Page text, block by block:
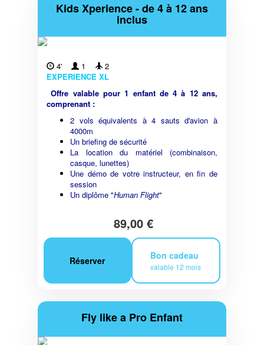
Kids Xperience - de 4 à 12 ans
inclus
4' 1
2
EXPERIENCE XL
Offre valable pour 1 enfant de 4 à 12 ans,
comprenant :
2 vols équivalents à 4 sauts d'avion à
4000m
Un briefing de sécurité
La location du matériel (combinaison,
casque, lunettes)
Une démo de votre instructeur, en fin de
session
Un diplôme "Human Flight"
89,00 €
Réserver Bon cadeau
valable 12 mois
Fly like a Pro Enfant